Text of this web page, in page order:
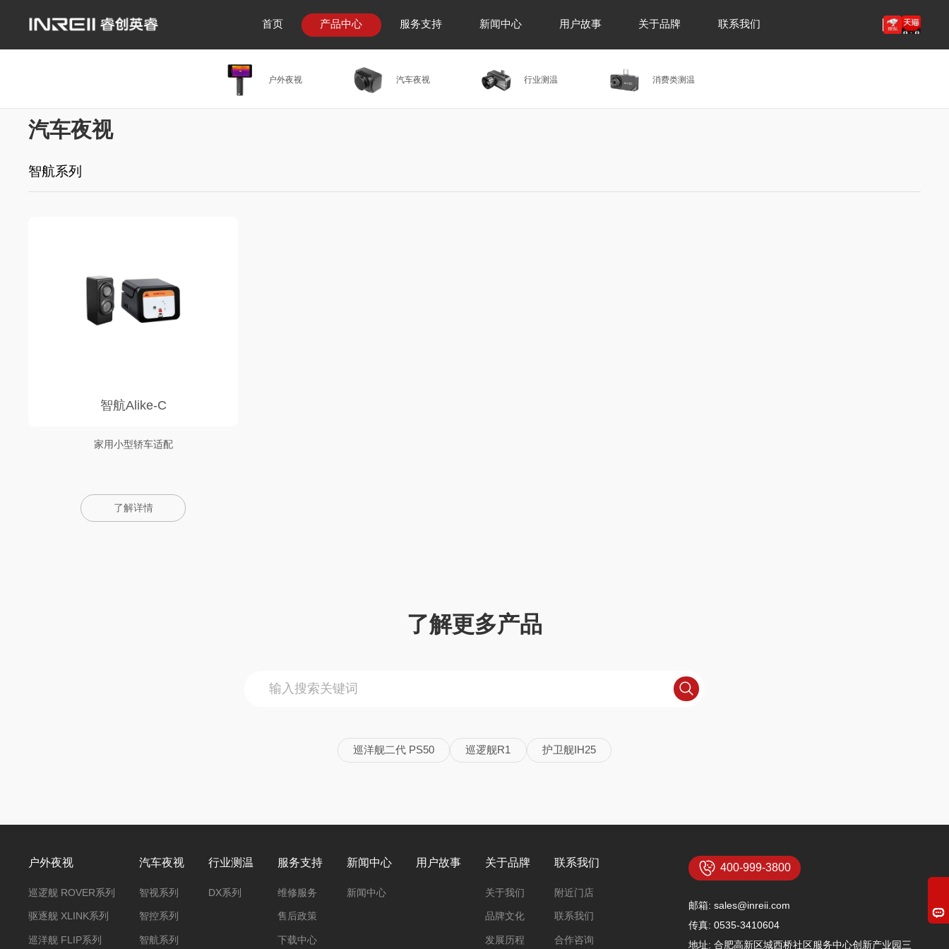
首页 产品中心 服务支持 新闻中心 用户故事 关于品牌 联系我们
户外夜视 汽车夜视 行业测温 消费类测温
汽车夜视
智航系列
智航Alike-C
家用小型轿车适配
了解详情
了解更多产品
巡洋舰二代 PS50 巡逻舰R1 护卫舰IH25
户外夜视
巡逻舰 ROVER系列
驱逐舰 XLINK系列
巡洋舰 FLIP系列
汽车夜视
智视系列
智控系列
智航系列
行业测温
DX系列
服务支持
维修服务
售后政策
下载中心
新闻中心
新闻中心
用户故事 关于品牌
关于我们
品牌文化
发展历程
联系我们
附近门店
联系我们
合作咨询
400-999-3800
邮箱:sales@inreii.com
传真: 0535-3410604
地址: 合肥高新区城西桥社区服务中心创新产业园三